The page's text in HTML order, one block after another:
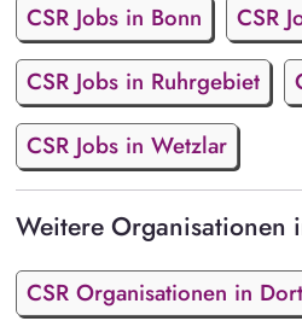
CSR Jobs in Bonn
CSR
CSR Jobs in Ruhrgebiet
CSR Jobs in Wetzlar
Weitere Organisationen
CSR Organisationen in